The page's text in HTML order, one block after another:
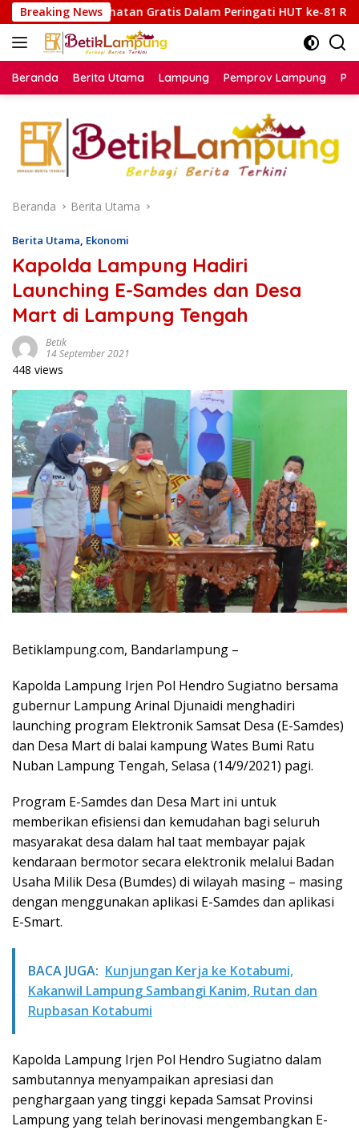
Langsung
ke
konten
Breaking News
Gratis Dalam Peringati HUT ke-81 RI Lapas
Beranda Berita Utama Lampung Pemprov Lampung
Beranda Berita Utama
Berita Utama, Ekonomi
Kapolda Lampung Hadiri
Launching E-Samdes dan Desa
Mart di Lampung Tengah
Betik
14 September 2021
448 views
Betiklampung.com, Bandarlampung –
Kapolda Lampung Irjen Pol Hendro Sugiatno bersama
gubernur Lampung Arinal Djunaidi menghadiri
launching program Elektronik Samsat Desa (E-Samdes)
dan Desa Mart di balai kampung Wates Bumi Ratu
Nuban Lampung Tengah, Selasa (14/9/2021) pagi.
Program E-Samdes dan Desa Mart ini untuk
memberikan efisiensi dan kemudahan bagi seluruh
masyarakat desa dalam hal taat membayar pajak
kendaraan bermotor secara elektronik melalui Badan
Usaha Milik Desa (Bumdes) di wilayah masing – masing
dengan menggunakan aplikasi E-Samdes dan aplikasi
E-Smart.
BACA JUGA: Kunjungan Kerja ke Kotabumi,
Kakanwil Lampung Sambangi Kanim, Rutan dan
Rupbasan Kotabumi
Kapolda Lampung Irjen Pol Hendro Sugiatno dalam
sambutannya menyampaikan apresiasi dan
penghargaan yang tinggi kepada Samsat Provinsi
Lampung yang telah berinovasi mengembangkan E-